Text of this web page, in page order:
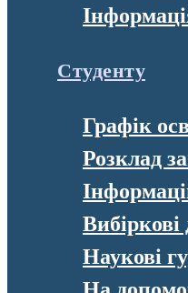
Студенту
Графік
Розклад
Наукові